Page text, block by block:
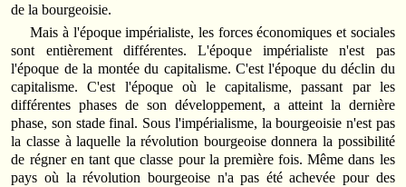
de la bourgeoisie.
Mais à l'époque impérialiste, les forces économiques et sociales
sont entièrement différentes. L'époque impérialiste n'est pas
l'époque de la montée du capitalisme. C'est l'époque du déclin du
capitalisme. C'est l'époque où le capitalisme, passant par les
différentes phases de son développement, a atteint la dernière
phase, son stade final. Sous l'impérialisme, la bourgeoisie n'est pas
la classe à laquelle la révolution bourgeoise donnera la possibilité
de régner en tant que classe pour la première fois. Même dans les
pays où la révolution bourgeoise n'a pas été achevée pour des